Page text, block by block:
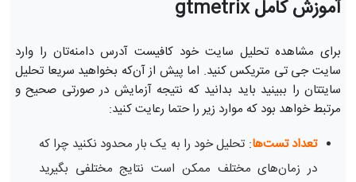
آموزش کامل gtmetrix
برای مشاهده تحلیل سایت خود کافیست آدرس دامنه‌تان را وارد
سایت جی تی متریکس کنید. اما پیش از آن‌که بخواهید سریعا تحلیل
سایتتان را ببینید باید بدانید که نتیجه آزمایش در صورتی صحیح و
مرتبط خواهد بود که موارد زیر را حتما رعایت کنید:
تعداد تست‌ها: تحلیل خود را به یک بار محدود نکنید چرا که
در زمان‌های مختلف ممکن است نتایج مختلفی بگیرید